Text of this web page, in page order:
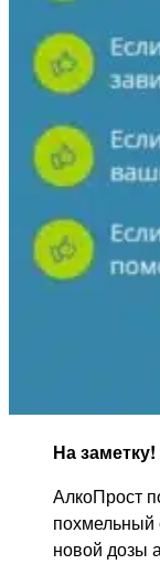
На заметку!
АлкоПрост
похмельный
новой дозы